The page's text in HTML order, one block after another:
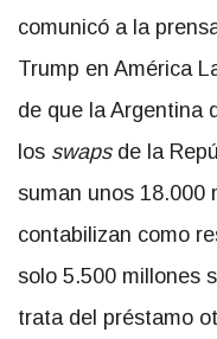
comunicó a la
Trump en América
de que la Argentina
los swapsde la
suman unos 18.000
contabilizan como
solo 5.500 millones
trata del préstamo